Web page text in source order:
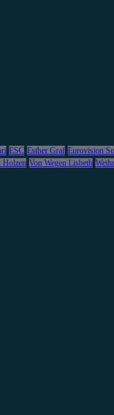
ESC Esther Graf Eurovision
Holzen Von Wegen Lisbeth